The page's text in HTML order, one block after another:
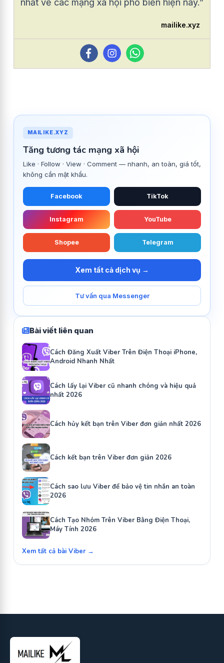
nhất về các mạng xã hội phổ biến hiện nay.”
mailike.xyz
MAILIKE.XYZ
Tăng tương tác mạng xã hội
Like · Follow · View · Comment — nhanh, an toàn, giá tốt,
không cần mật khẩu.
Facebook TikTok
Instagram YouTube
Shopee Telegram
Xem tất cả dịch vụ →
Tư vấn qua Messenger
Bài viết liên quan
Cách Đăng Xuất Viber Trên Điện Thoại iPhone,
Android Nhanh Nhất
Cách lấy lại Viber cũ nhanh chóng và hiệu quả
nhất 2026
Cách hủy kết bạn trên Viber đơn giản nhất 2026
Cách kết bạn trên Viber đơn giản 2026
Cách sao lưu Viber để bảo vệ tin nhắn an toàn
2026
Cách Tạo Nhóm Trên Viber Bằng Điện Thoại,
Máy Tính 2026
Xem tất cả bài Viber →